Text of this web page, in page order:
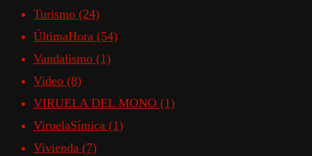
Turismo (24)
ÚltimaHora (54)
Vandalismo (1)
Video (8)
VIRUELA DEL MONO (1)
ViruelaSímica (1)
Vivienda (7)